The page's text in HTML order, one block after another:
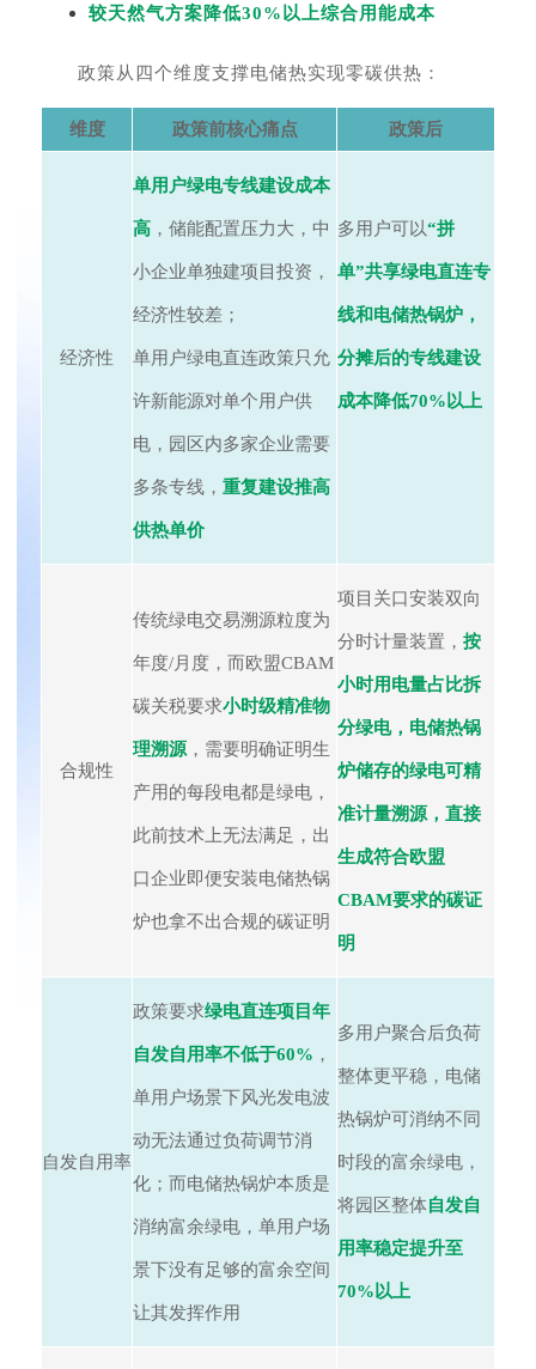
较天然气方案降低30%以上综合用能成本
政策从四个维度支撑电储热实现零碳供热：
维度 政策前核心痛点 政策后
经济性
单用户绿电专线建设成本
高 ，储能配置压力大，中
小企业单独建项目投资，
经济性较差；
单用户绿电直连政策只允
许新能源对单个用户供
电，园区内多家企业需要
多条专线， 重复建设推高
供热单价
多用户可以“拼
单”共享绿电直连专
线和电储热锅炉，
分摊后的专线建设
成本降低70%以上
合规性
传统绿电交易溯源粒度为
年度/月度，而欧盟CBAM
碳关税要求小时级精准物
理溯源 ，需要明确证明生
产用的每段电都是绿电，
此前技术上无法满足，出
口企业即便安装电储热锅
炉也拿不出合规的碳证明
项目关口安装双向
分时计量装置， 按
小时用电量占比拆
分绿电，电储热锅
炉储存的绿电可精
准计量溯源 ，直接
生成符合欧盟
CBAM要求的碳证
明
自发自用率
政策要求绿电直连项目年
自发自用率不低于60% ，
单用户场景下风光发电波
动无法通过负荷调节消
化；而电储热锅炉本质是
消纳富余绿电，单用户场
景下没有足够的富余空间
让其发挥作用
多用户聚合后负荷
整体更平稳，电储
热锅炉可消纳不同
时段的富余绿电，
将园区整体自发自
用率稳定提升至
70%以上